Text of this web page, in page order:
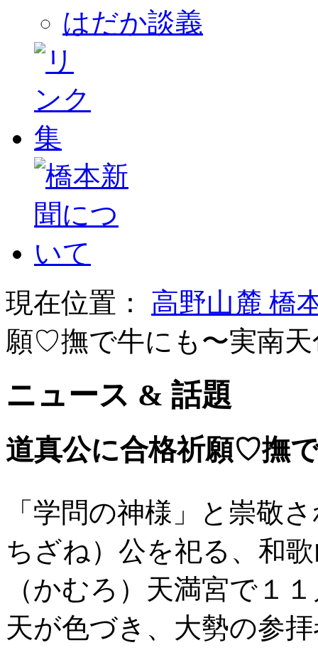
はだか談義
現在位置： 高野山麓 橋
願♡撫で牛にも〜実南
ニュース & 話題
道真公に合格祈願♡撫
「学問の神様」と崇敬
ちざね）公を祀る、和
（かむろ）天満宮で１
天が色づき、大勢の参